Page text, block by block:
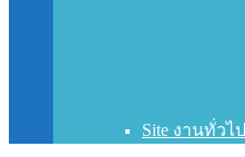
Site งานทั่วไป